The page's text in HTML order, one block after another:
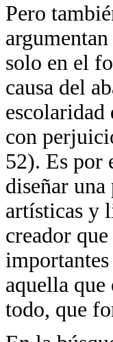
Pero
solo en el
causa del
con
52). Es por
diseñar
artísticas y
creador
aquella que
todo, que